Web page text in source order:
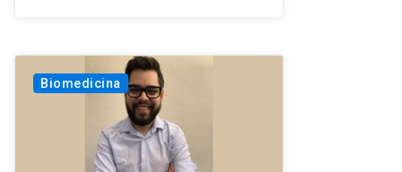
Biomedicina